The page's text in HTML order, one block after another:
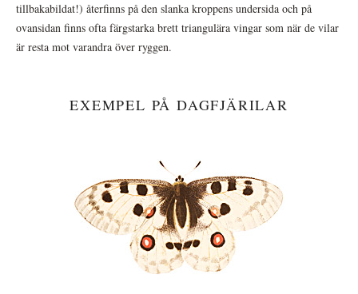
tillbakabildat!) återfinns på den slanka kroppens undersida och på
ovansidan finns ofta färgstarka brett triangulära vingar som när de vilar
är resta mot varandra över ryggen.
EXEMPEL PÅ DAGFJÄRILAR